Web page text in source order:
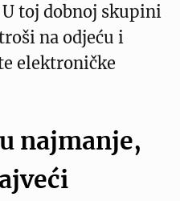
U toj dobnoj skupini
na odjeću i
elektroničke
najmanje,